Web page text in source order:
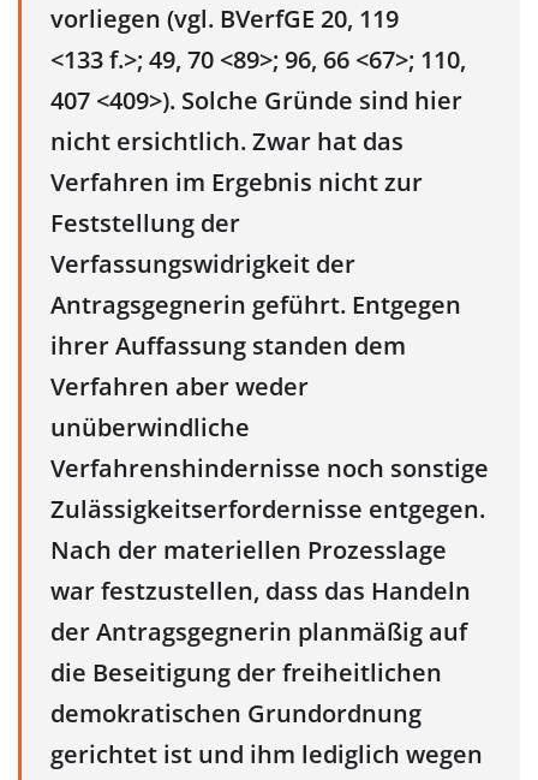
vorliegen (vgl. BVerfGE 20, 119
<133 f.>; 49, 70 <89>; 96, 66 <67>; 110,
407 <409>). Solche Gründe sind hier
nicht ersichtlich. Zwar hat das
Verfahren im Ergebnis nicht zur
Feststellung der
Verfassungswidrigkeit der
Antragsgegnerin geführt. Entgegen
ihrer Auffassung standen dem
Verfahren aber weder
unüberwindliche
Verfahrenshindernisse noch sonstige
Zulässigkeitserfordernisse entgegen.
Nach der materiellen Prozesslage
war festzustellen, dass das Handeln
der Antragsgegnerin planmäßig auf
die Beseitigung der freiheitlichen
demokratischen Grundordnung
gerichtet ist und ihm lediglich wegen